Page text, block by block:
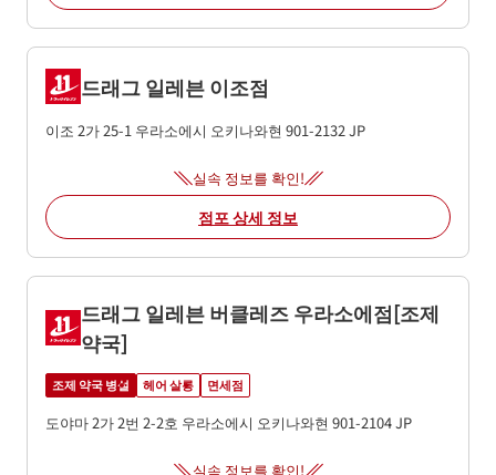
드래그 일레븐 이조점
이조 2가 25-1 우라소에시 오키나와현 901-2132JP
실속 정보를 확인!
점포 상세 정보
드래그 일레븐 버클레즈 우라소에점[조제
약국]
조제 약국 병설 헤어 살롱 면세점
도야마 2가 2번 2-2호 우라소에시 오키나와현 901-2104JP
실속 정보를 확인!